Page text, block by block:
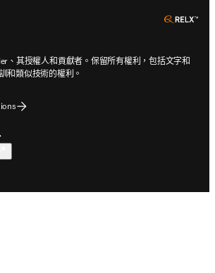
、其授權人和貢獻者。保留所有權利，包括文字和
和類似技術的權利。